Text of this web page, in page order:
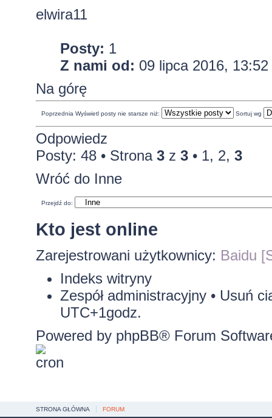
elwira11
Posty: 1
Z nami od: 09 lipca 2016, 13:52
Na górę
Poprzednia Wyświetl posty nie starsze niż: Sortuj wg
Odpowiedz
Posty: 48 • Strona 3z 3• 1, 2, 3
Wróć do Inne
Przejdź do:
Kto jest online
Zarejestrowani użytkownicy: Baidu
Indeks witryny
Zespół administracyjny• Usuń
UTC+1godz.
Powered by phpBB® Forum
STRONA GŁÓWNA FORUM